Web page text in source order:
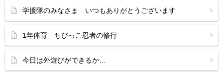
学援隊のみなさま いつもありがとうございます
1年体育 ちびっこ忍者の修行
今日は外遊びができるか…